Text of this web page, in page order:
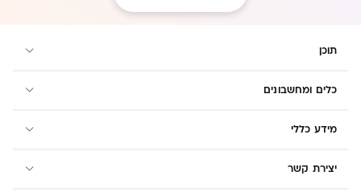
תוכן
כלים ומחשבונים
מידע כללי
יצירת קשר